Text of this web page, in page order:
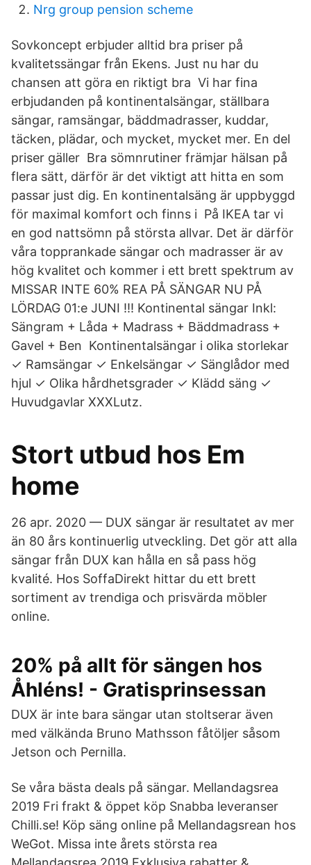
Nrg group pension scheme
Sovkoncept erbjuder alltid bra priser på
kvalitetssängar från Ekens. Just nu har du
chansen att göra en riktigt bra Vi har fina
erbjudanden på kontinentalsängar, ställbara
sängar, ramsängar, bäddmadrasser, kuddar,
täcken, plädar, och mycket, mycket mer. En del
priser gäller Bra sömnrutiner främjar hälsan på
flera sätt, därför är det viktigt att hitta en som
passar just dig. En kontinentalsäng är uppbyggd
för maximal komfort och finns i På IKEA tar vi
en god nattsömn på största allvar. Det är därför
våra topprankade sängar och madrasser är av
hög kvalitet och kommer i ett brett spektrum av
MISSAR INTE 60% REA PÅ SÄNGAR NU PÅ
LÖRDAG 01:e JUNI !!! Kontinental sängar Inkl:
Sängram + Låda + Madrass + Bäddmadrass +
Gavel + Ben Kontinentalsängar i olika storlekar
✓ Ramsängar ✓ Enkelsängar ✓ Sänglådor med
hjul ✓ Olika hårdhetsgrader ✓ Klädd säng ✓
Huvudgavlar XXXLutz.
Stort utbud hos Em
home
26 apr. 2020 — DUX sängar är resultatet av mer
än 80 års kontinuerlig utveckling. Det gör att alla
sängar från DUX kan hålla en så pass hög
kvalité. Hos SoffaDirekt hittar du ett brett
sortiment av trendiga och prisvärda möbler
online.
20% på allt för sängen hos
Åhléns! - Gratisprinsessan
DUX är inte bara sängar utan stoltserar även
med välkända Bruno Mathsson fåtöljer såsom
Jetson och Pernilla.
Se våra bästa deals på sängar. Mellandagsrea
2019 Fri frakt & öppet köp Snabba leveranser
Chilli.se! Köp säng online på Mellandagsrean hos
WeGot. Missa inte årets största rea